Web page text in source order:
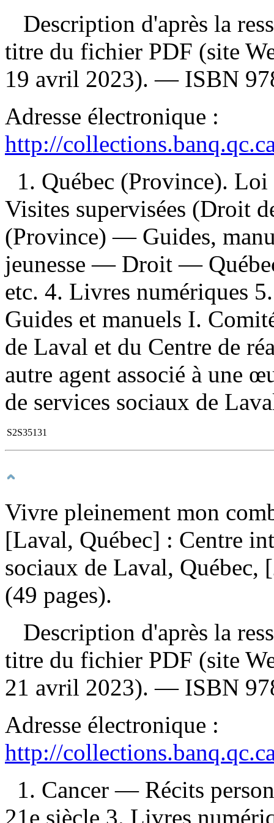
Description d'après la
titre du fichier PDF (site
19 avril 2023). — ISBN
Adresse électronique :
http://
1. Québec (Province).
Visites supervisées (Droit
(Province) — Guides,
jeunesse — Droit —
etc. 4. Livres numériques
Guides et manuels I.
de Laval et du Centre de
autre agent associé à une
de services sociaux de
S2S35131
Vivre pleinement mon
[Laval, Québec] : Centre
sociaux de Laval,
(49 pages).
Description d'après la
titre du fichier PDF (site
21 avril 2023). — ISBN
Adresse électronique :
http://
1. Cancer — Récits
21e siècle 3. Livres